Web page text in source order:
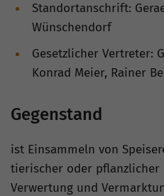
Standortanschrift:
Wünschendorf
Gesetzlicher Vertreter:
Konrad Meier, Rainer
Gegenstand
ist Einsammeln von
tierischer oder pflanzlicher
Verwertung und